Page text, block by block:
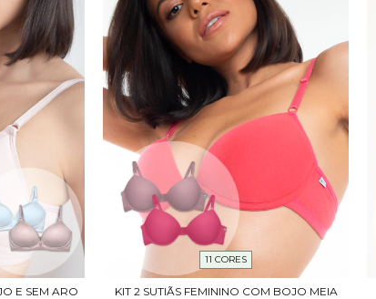
E SEM ARO
11 CORES
KIT 2 SUTIÃS FEMININO COM BOJO MEIA